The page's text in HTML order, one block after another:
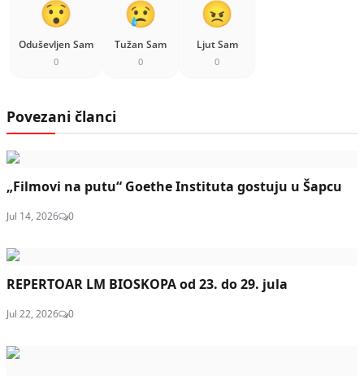
Oduševljen Sam
0
Tužan Sam
0
Ljut Sam
0
Povezani članci
„Filmovi na putu“ Goethe Instituta gostuju u Šapcu
Jul 14, 2026 0
REPERTOAR LM BIOSKOPA od 23. do 29. jula
Jul 22, 2026 0